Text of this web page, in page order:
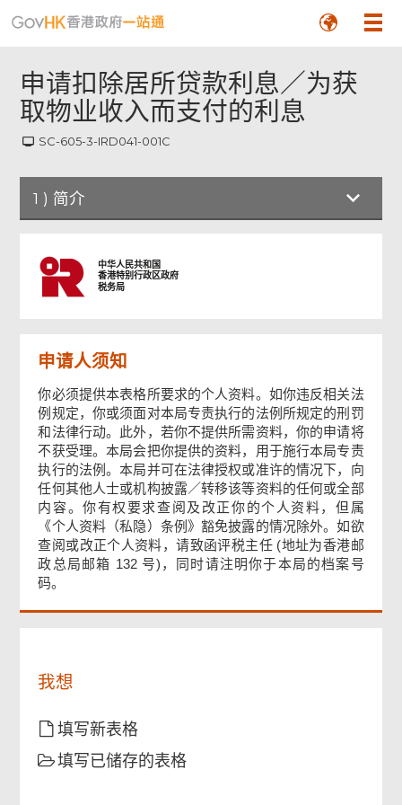
申请扣除居所贷款利息／为获
取物业收入而支付的利息
SC-605-3-IRD041-001C
1 ) 简介
申请扣除居所贷款利息／为获取物业收入而支
签署
确认通知书
中华人民共和国
香港特别行政区政府
税务局
申请人须知
你必须提供本表格所要求的个人资料。如你违反相关法
例规定，你或须面对本局专责执行的法例所规定的刑罚
和法律行动。此外，若你不提供所需资料，你的申请将
不获受理。本局会把你提供的资料，用于施行本局专责
执行的法例。本局并可在法律授权或准许的情况下，向
任何其他人士或机构披露／转移该等资料的任何或全部
内容。你有权要求查阅及改正你的个人资料，但属
《个人资料（私隐）条例》豁免披露的情况除外。如欲
查阅或改正个人资料，请致函评税主任 (地址为香港邮
政总局邮箱 132 号)，同时请注明你于本局的档案号
码。
我想
填写新表格
填写已储存的表格